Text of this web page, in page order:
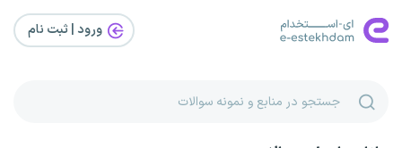
ورود | ثبت‌ نام